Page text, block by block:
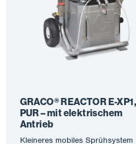
GRACO® REACTOR E-XP1,
PUR – mit elektrischem
Antrieb
Kleineres mobiles Sprühsystem